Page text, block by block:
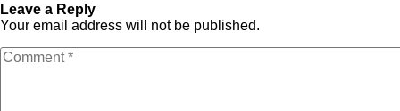
Leave a Reply
Your email address will not be published.